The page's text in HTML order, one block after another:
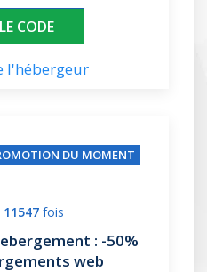
CODE
l'hébergeur
DU MOMENT
11547 fois
: -50%
web